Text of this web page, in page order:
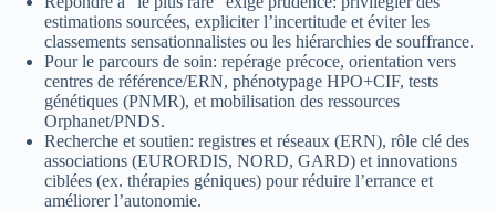
estimations sourcées, expliciter l’incertitude et éviter les
classements sensationnalistes ou les hiérarchies de souffrance.
Pour le parcours de soin: repérage précoce, orientation vers
centres de référence/ERN, phénotypage HPO+CIF, tests
génétiques (PNMR), et mobilisation des ressources
Orphanet/PNDS.
Recherche et soutien: registres et réseaux (ERN), rôle clé des
associations (EURORDIS, NORD, GARD) et innovations
ciblées (ex. thérapies géniques) pour réduire l’errance et
améliorer l’autonomie.